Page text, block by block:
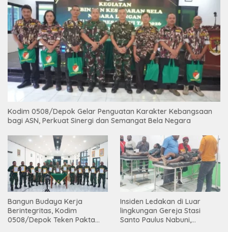
Kodim 0508/Depok Gelar Penguatan Karakter Kebangsaan
bagi ASN, Perkuat Sinergi dan Semangat Bela Negara
Bangun Budaya Kerja
Berintegritas, Kodim
0508/Depok Teken Pakta
Insiden Ledakan di Luar
lingkungan Gereja Stasi
Santo Paulus Nabuni,